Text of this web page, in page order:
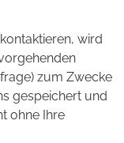
wird
zum Zwecke
gespeichert und
ohne Ihre